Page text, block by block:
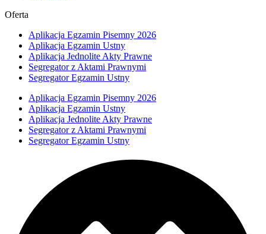
Oferta
Aplikacja Egzamin Pisemny 2026
Aplikacja Egzamin Ustny
Aplikacja Jednolite Akty Prawne
Segregator z Aktami Prawnymi
Segregator Egzamin Ustny
Aplikacja Egzamin Pisemny 2026
Aplikacja Egzamin Ustny
Aplikacja Jednolite Akty Prawne
Segregator z Aktami Prawnymi
Segregator Egzamin Ustny